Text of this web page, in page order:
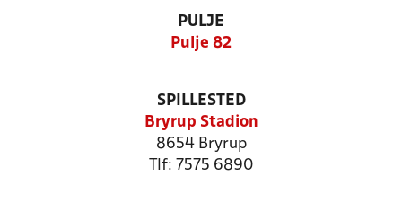
PULJE
Pulje 82
SPILLESTED
Bryrup Stadion
8654 Bryrup
Tlf: 7575 6890